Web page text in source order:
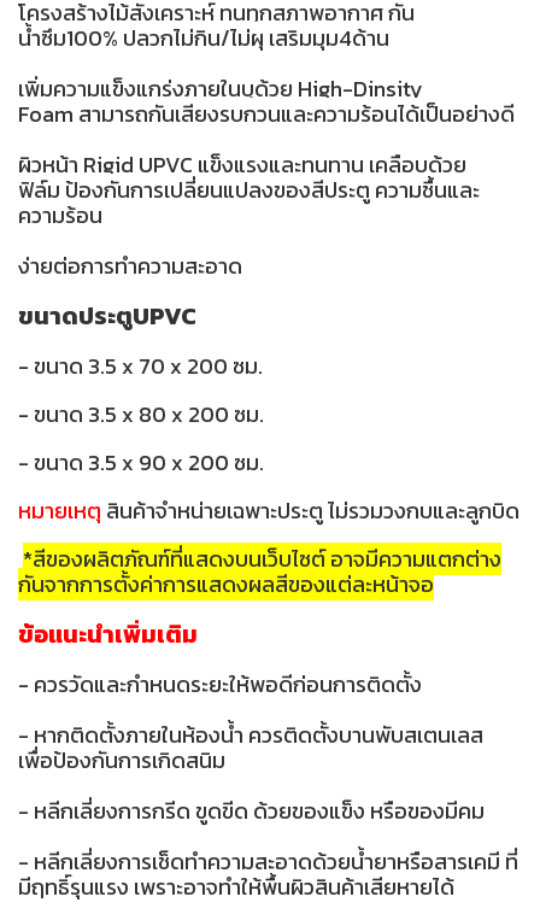
โครงสร้างไม้สังเคราะห์ ทนทุกสภาพอากาศ กัน
น้ำซึม100% ปลวกไม่กิน/ไม่ผุ เสริมมุม4ด้าน
เพิ่มความแข็งแกร่งภายในบุด้วย High-Dinsity
Foam สามารถกันเสียงรบกวนและความร้อนได้เป็นอย่างดี
ผิวหน้า Rigid UPVC แข็งแรงและทนทาน เคลือบด้วย
ฟิล์ม ป้องกันการเปลี่ยนแปลงของสีประตู ความชื้นและ
ความร้อน
ง่ายต่อการทำความสะอาด
ขนาดประตูUPVC
- ขนาด 3.5 x 70 x 200 ซม.
- ขนาด 3.5 x 80 x 200 ซม.
- ขนาด 3.5 x 90 x 200 ซม.
หมายเหตุ สินค้าจำหน่ายเฉพาะประตู ไม่รวมวงกบและลูกบิด
*สีของผลิตภัณฑ์ที่แสดงบนเว็บไซต์ อาจมีความแตกต่าง
กันจากการตั้งค่าการแสดงผลสีของแต่ละหน้าจอ
ข้อแนะนำเพิ่มเติม
- ควรวัดและกำหนดระยะให้พอดีก่อนการติดตั้ง
- หากติดตั้งภายในห้องน้ำ ควรติดตั้งบานพับสเตนเลส
เพื่อป้องกันการเกิดสนิม
- หลีกเลี่ยงการกรีด ขูดขีด ด้วยของแข็ง หรือของมีคม
- หลีกเลี่ยงการเช็ดทำความสะอาดด้วยน้ำยาหรือสารเคมี ที่
มีฤทธิ์รุนแรง เพราะอาจทำให้พื้นผิวสินค้าเสียหายได้